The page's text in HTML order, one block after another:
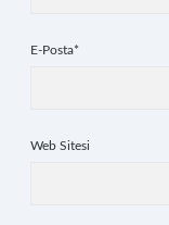
E-Posta*
Web Sitesi